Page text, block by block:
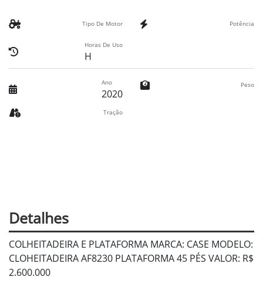
Tipo De Motor Potência
Horas De Uso
H
Ano
2020
Peso
Tração
Detalhes
COLHEITADEIRA E PLATAFORMA MARCA: CASE MODELO:
CLOHEITADEIRA AF8230 PLATAFORMA 45 PÉS VALOR: R$
2.600.000